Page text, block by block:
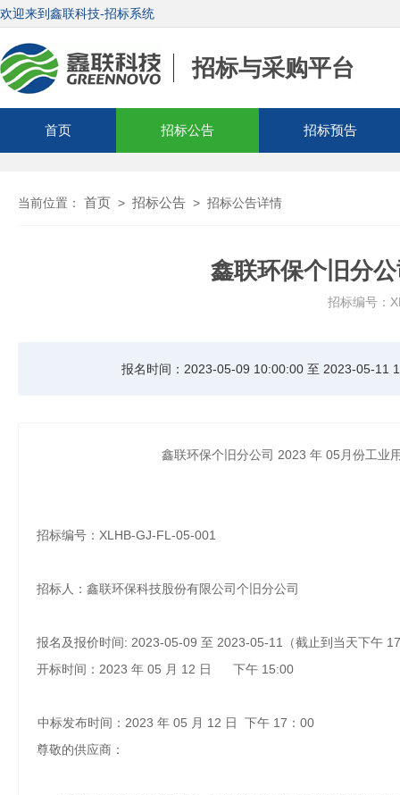
欢迎来到鑫联科技-招标系统
招标与采购平台
首页 招标公告 招标预告
当前位置： 首页 > 招标公告 > 招标公告详情
鑫联环保个旧分
招标编号：
报名时间：2023-05-09 10:00:00 至 2023-05-11
鑫联环保个旧分公司 2023 年 05月份工业
招标编号：XLHB-GJ-FL-05-001
招标人：鑫联环保科技股份有限公司个旧分公司
报名及报价时间: 2023-05-09 至 2023-05-1 1 （截止到当天下午 17
开标时间： 2023 年 05 月 12 日 下午 15:00
中标发布时间： 2023 年 05 月 1 2 日 下午 17 ：00
尊敬的供应商：